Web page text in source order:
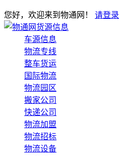
您好，欢迎来到物通网！ 请登录
货源信息
车源信息
物流专线
整车货运
国际物流
物流园区
搬家公司
快递公司
物流加盟
物流招标
物流设备